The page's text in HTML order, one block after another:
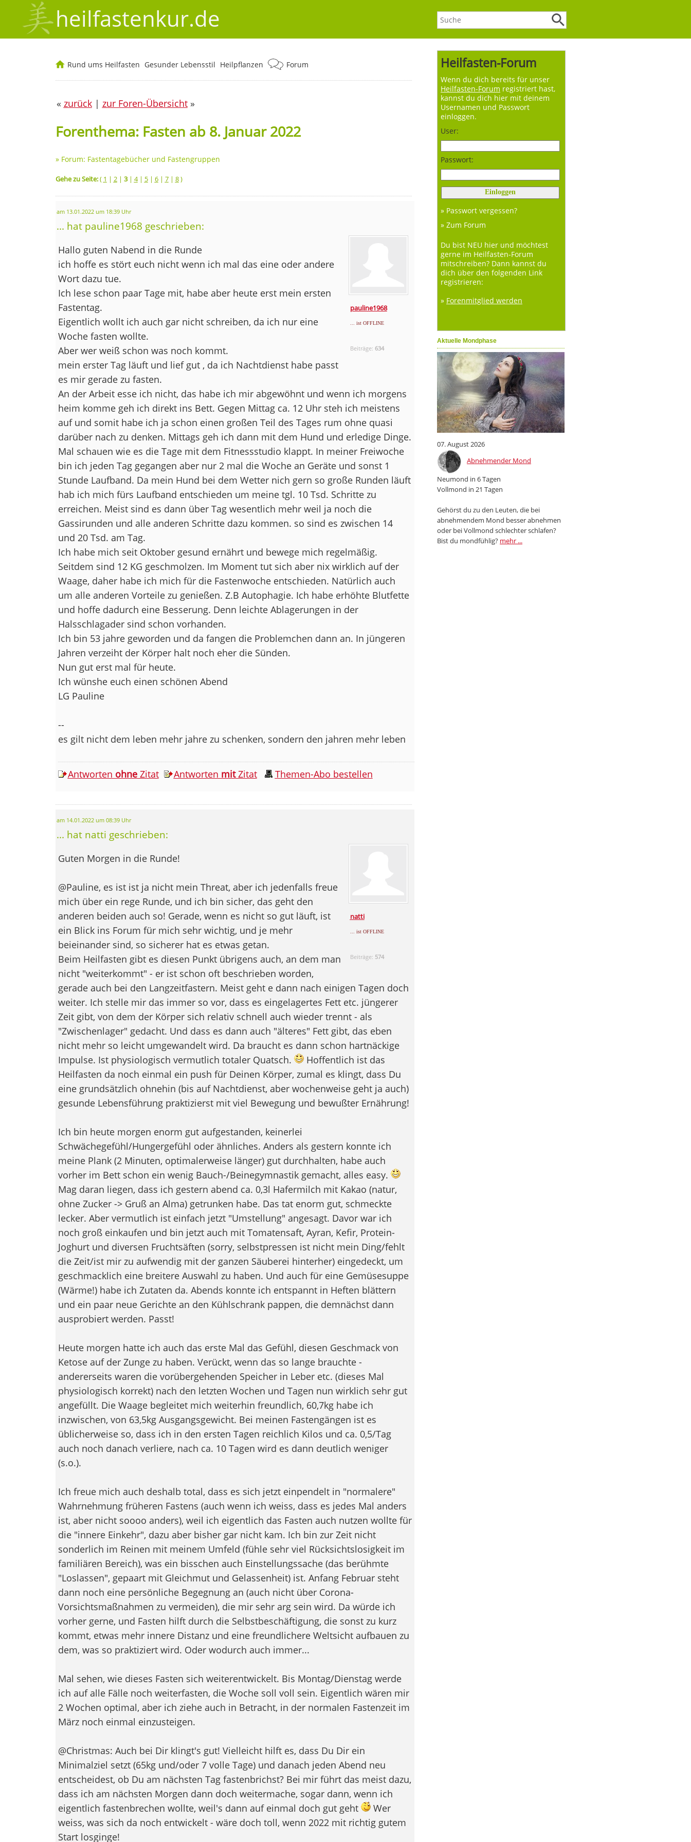
heilfastenkur.de
Heilfasten-Forum
Wenn du dich bereits für unser
Heilfasten-Forum registriert hast,
kannst du dich hier mit deinem
Usernamen und Passwort
einloggen.
User:
Passwort:
» Passwort vergessen?
» Zum Forum
Du bist NEU hier und möchtest
gerne im Heilfasten-Forum
mitschreiben? Dann kannst du
dich über den folgenden Link
registrieren:
» Forenmitglied werden
Aktuelle Mondphase
07. August 2026
Abnehmender Mond
Neumond in 6 Tagen
Vollmond in 21 Tagen
Gehörst du zu den Leuten, die bei
abnehmendem Mond besser abnehmen
oder bei Vollmond schlechter schlafen?
Bist du mondfühlig? mehr ...
Rund ums Heilfasten Gesunder Lebensstil Heilpflanzen Forum
« zurück| zur Foren-Übersicht»
Forenthema: Fasten ab 8. Januar 2022
» Forum: Fastentagebücher und Fastengruppen
Gehe zu Seite:( 1 | 2| 3| 4| 5| 6| 7| 8)
am 13.01.2022 um 18:39 Uhr
... hat pauline1968 geschrieben:
pauline1968
... ist OFFLINE
Beiträge: 634
Hallo guten Nabend in die Runde
ich hoffe es stört euch nicht wenn ich mal das eine oder andere
Wort dazu tue.
Ich lese schon paar Tage mit, habe aber heute erst mein ersten
Fastentag.
Eigentlich wollt ich auch gar nicht schreiben, da ich nur eine
Woche fasten wollte.
Aber wer weiß schon was noch kommt.
mein erster Tag läuft und lief gut , da ich Nachtdienst habe passt
es mir gerade zu fasten.
An der Arbeit esse ich nicht, das habe ich mir abgewöhnt und wenn ich morgens
heim komme geh ich direkt ins Bett. Gegen Mittag ca. 12 Uhr steh ich meistens
auf und somit habe ich ja schon einen großen Teil des Tages rum ohne quasi
darüber nach zu denken. Mittags geh ich dann mit dem Hund und erledige Dinge.
Mal schauen wie es die Tage mit dem Fitnessstudio klappt. In meiner Freiwoche
bin ich jeden Tag gegangen aber nur 2 mal die Woche an Geräte und sonst 1
Stunde Laufband. Da mein Hund bei dem Wetter nich gern so große Runden läuft
hab ich mich fürs Laufband entschieden um meine tgl. 10 Tsd. Schritte zu
erreichen. Meist sind es dann über Tag wesentlich mehr weil ja noch die
Gassirunden und alle anderen Schritte dazu kommen. so sind es zwischen 14
und 20 Tsd. am Tag.
Ich habe mich seit Oktober gesund ernährt und bewege mich regelmäßig.
Seitdem sind 12 KG geschmolzen. Im Moment tut sich aber nix wirklich auf der
Waage, daher habe ich mich für die Fastenwoche entschieden. Natürlich auch
um alle anderen Vorteile zu genießen. Z.B Autophagie. Ich habe erhöhte Blutfette
und hoffe dadurch eine Besserung. Denn leichte Ablagerungen in der
Halsschlagader sind schon vorhanden.
Ich bin 53 jahre geworden und da fangen die Problemchen dann an. In jüngeren
Jahren verzeiht der Körper halt noch eher die Sünden.
Nun gut erst mal für heute.
Ich wünshe euch einen schönen Abend
LG Pauline
--
es gilt nicht dem leben mehr jahre zu schenken, sondern den jahren mehr leben
Antworten ohneZitat Antworten mitZitat Themen-Abo bestellen
am 14.01.2022 um 08:39 Uhr
... hat natti geschrieben:
natti
... ist OFFLINE
Beiträge: 574
Guten Morgen in die Runde!
@Pauline, es ist ist ja nicht mein Threat, aber ich jedenfalls freue
mich über ein rege Runde, und ich bin sicher, das geht den
anderen beiden auch so! Gerade, wenn es nicht so gut läuft, ist
ein Blick ins Forum für mich sehr wichtig, und je mehr
beieinander sind, so sicherer hat es etwas getan.
Beim Heilfasten gibt es diesen Punkt übrigens auch, an dem man
nicht "weiterkommt" - er ist schon oft beschrieben worden,
gerade auch bei den Langzeitfastern. Meist geht e dann nach einigen Tagen doch
weiter. Ich stelle mir das immer so vor, dass es eingelagertes Fett etc. jüngerer
Zeit gibt, von dem der Körper sich relativ schnell auch wieder trennt - als
"Zwischenlager" gedacht. Und dass es dann auch "älteres" Fett gibt, das eben
nicht mehr so leicht umgewandelt wird. Da braucht es dann schon hartnäckige
Impulse. Ist physiologisch vermutlich totaler Quatsch.
Hoffentlich ist das
Heilfasten da noch einmal ein push für Deinen Körper, zumal es klingt, dass Du
eine grundsätzlich ohnehin (bis auf Nachtdienst, aber wochenweise geht ja auch)
gesunde Lebensführung praktizierst mit viel Bewegung und bewußter Ernährung!
Ich bin heute morgen enorm gut aufgestanden, keinerlei
Schwächegefühl/Hungergefühl oder ähnliches. Anders als gestern konnte ich
meine Plank (2 Minuten, optimalerweise länger) gut durchhalten, habe auch
vorher im Bett schon ein wenig Bauch-/Beinegymnastik gemacht, alles easy.
Mag daran liegen, dass ich gestern abend ca. 0,3l Hafermilch mit Kakao (natur,
ohne Zucker -> Gruß an Alma) getrunken habe. Das tat enorm gut, schmeckte
lecker. Aber vermutlich ist einfach jetzt "Umstellung" angesagt. Davor war ich
noch groß einkaufen und bin jetzt auch mit Tomatensaft, Ayran, Kefir, Protein-
Joghurt und diversen Fruchtsäften (sorry, selbstpressen ist nicht mein Ding/fehlt
die Zeit/ist mir zu aufwendig mit der ganzen Säuberei hinterher) eingedeckt, um
geschmacklich eine breitere Auswahl zu haben. Und auch für eine Gemüsesuppe
(Wärme!) habe ich Zutaten da. Abends konnte ich entspannt in Heften blättern
und ein paar neue Gerichte an den Kühlschrank pappen, die demnächst dann
ausprobiert werden. Passt!
Heute morgen hatte ich auch das erste Mal das Gefühl, diesen Geschmack von
Ketose auf der Zunge zu haben. Verückt, wenn das so lange brauchte -
andererseits waren die vorübergehenden Speicher in Leber etc. (dieses Mal
physiologisch korrekt) nach den letzten Wochen und Tagen nun wirklich sehr gut
angefüllt. Die Waage begleitet mich weiterhin freundlich, 60,7kg habe ich
inzwischen, von 63,5kg Ausgangsgewicht. Bei meinen Fastengängen ist es
üblicherweise so, dass ich in den ersten Tagen reichlich Kilos und ca. 0,5/Tag
auch noch danach verliere, nach ca. 10 Tagen wird es dann deutlich weniger
(s.o.).
Ich freue mich auch deshalb total, dass es sich jetzt einpendelt in "normalere"
Wahrnehmung früheren Fastens (auch wenn ich weiss, dass es jedes Mal anders
ist, aber nicht soooo anders), weil ich eigentlich das Fasten auch nutzen wollte für
die "innere Einkehr", dazu aber bisher gar nicht kam. Ich bin zur Zeit nicht
sonderlich im Reinen mit meinem Umfeld (fühle sehr viel Rücksichtslosigkeit im
familiären Bereich), was ein bisschen auch Einstellungssache (das berühmte
"Loslassen", gepaart mit Gleichmut und Gelassenheit) ist. Anfang Februar steht
dann noch eine persönliche Begegnung an (auch nicht über Corona-
Vorsichtsmaßnahmen zu vermeiden), die mir sehr arg sein wird. Da würde ich
vorher gerne, und Fasten hilft durch die Selbstbeschäftigung, die sonst zu kurz
kommt, etwas mehr innere Distanz und eine freundlichere Weltsicht aufbauen zu
dem, was so praktiziert wird. Oder wodurch auch immer...
Mal sehen, wie dieses Fasten sich weiterentwickelt. Bis Montag/Dienstag werde
ich auf alle Fälle noch weiterfasten, die Woche soll voll sein. Eigentlich wären mir
2 Wochen optimal, aber ich ziehe auch in Betracht, in der normalen Fastenzeit im
März noch einmal einzusteigen.
@Christmas: Auch bei Dir klingt's gut! Vielleicht hilft es, dass Du Dir ein
Minimalziel setzt (65kg und/oder 7 volle Tage) und danach jeden Abend neu
entscheidest, ob Du am nächsten Tag fastenbrichst? Bei mir führt das meist dazu,
dass ich am nächsten Morgen dann doch weitermache, sogar dann, wenn ich
eigentlich fastenbrechen wollte, weil's dann auf einmal doch gut geht
Wer
weiss, was sich da noch entwickelt - wäre doch toll, wenn 2022 mit richtig gutem
Start losginge!